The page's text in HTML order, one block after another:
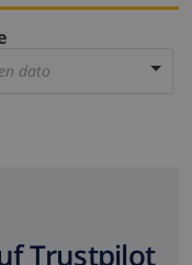
dato
Trustpilot